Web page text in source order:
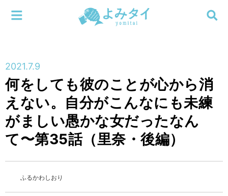
連載
新刊
特集
編集部
検索する
メニューを閉じる
2021.7.9
何をしても彼のことが心から消
えない。自分がこんなにも未練
がましい愚かな女だったなん
て〜第35話（里奈・後編）
ふるかわしおり